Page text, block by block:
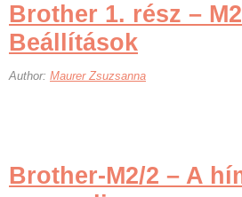
Brother 1. rész –
Beállítások
Author: Maurer Zsuzsanna
Brother-M2/2 – A